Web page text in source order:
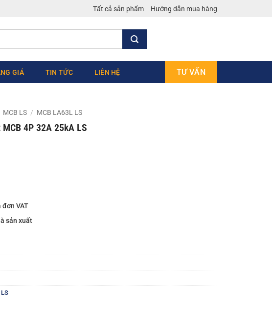
Tất cả sản phẩm Hướng dẫn mua hàng
GIÁ TIN TỨC LIÊN HỆ TƯ VẤN
MCB LS / MCB LA63L LS
4P 32A 25kA LS
đơn VAT
sản xuất